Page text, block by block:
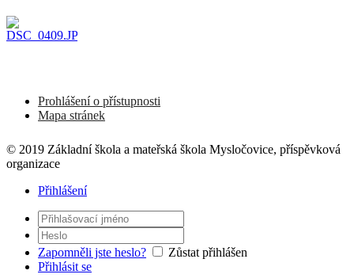
Prohlášení o přístupnosti
Mapa stránek
© 2019 Základní škola a mateřská škola Mysločovice, příspěvková
organizace
Přihlášení
Zapomněli jste heslo?
Zůstat přihlášen
Přihlásit se